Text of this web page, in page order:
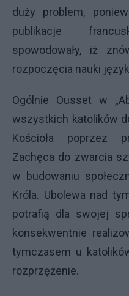
duży problem,
publikacje
spowodowały, iż
rozpoczęcia nauki
Ogólnie Ousset w
wszystkich katolików
Kościoła poprzez
Zachęca do zwarcia
w budowaniu
Króla. Ubolewa nad
potrafią dla swojej
konsekwentnie
tymczasem u
rozprzężenie.